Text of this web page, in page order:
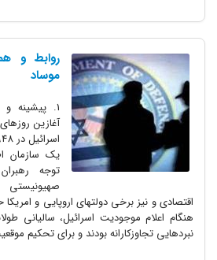
روابط و
موساد
1. پیشینه و
آغازین
یک سازمان
توجه
صهیونیستی
اقتصادی و نیز برخی دولتهای اروپایی و
هنگام اعلام موجودیت اسرائیل، سالیانی
نبردهایی تجاوزکارانه بودند و برای تحکیم